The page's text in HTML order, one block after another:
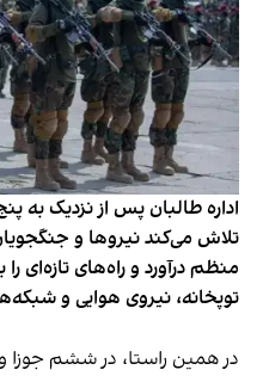
اداره طالبان پس از نزدیک به
تلاش می‌کند نیروها و
منظم درآورد و راه‌های تازه‌ای
توپخانه، نیروی هوایی و
در همین راستا، در ششم